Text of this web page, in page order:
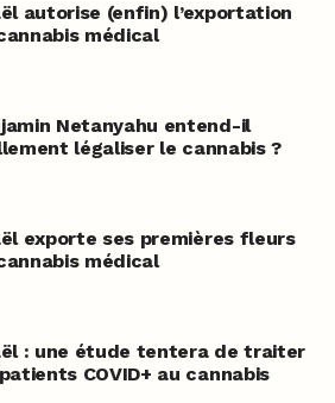
autorise (enfin) l’exportation
médical
Netanyahu entend-il
légaliser le cannabis ?
exporte ses premières fleurs
médical
: une étude tentera de traiter
COVID+ au cannabis